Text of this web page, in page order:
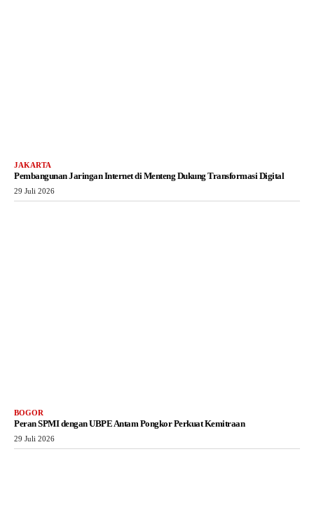
JAKARTA
Pembangunan Jaringan Internet di Menteng Dukung Transformasi Digital
29 Juli 2026
BOGOR
Peran SPMI dengan UBPE Antam Pongkor Perkuat Kemitraan
29 Juli 2026